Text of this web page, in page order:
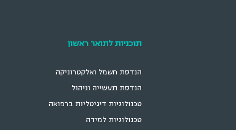
תוכניות לתואר ראשון
הנדסת חשמל ואלקטרוניקה
הנדסת תעשייה וניהול
טכנולוגיות דיגיטליות ברפואה
טכנולוגיות למידה